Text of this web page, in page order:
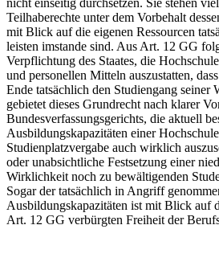
Teilhaberechte unter dem Vorbehalt
mit Blick auf die eigenen Ressourcen
leisten imstande sind. Aus Art. 12 GG
Verpflichtung des Staates, die
und personellen Mitteln auszustatten,
Ende tatsächlich den Studiengang seiner
gebietet dieses Grundrecht nach klarer
Bundesverfassungsgerichts, die aktuell
Ausbildungskapazitäten einer
Studienplatzvergabe auch wirklich
oder unabsichtliche Festsetzung einer
Wirklichkeit noch zu bewältigenden
Sogar der tatsächlich in Angriff
Ausbildungskapazitäten ist mit Blick auf
Art. 12 GG verbürgten Freiheit der